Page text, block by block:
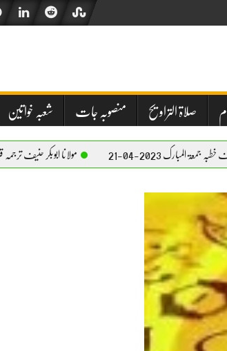
صلاۃ التراویح منصوبہ جات شعبہ خواتین
مولانا ابوبکر حنیف ترجمہ قرآن کلاس 2023-05-01